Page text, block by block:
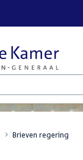
Brieven regering